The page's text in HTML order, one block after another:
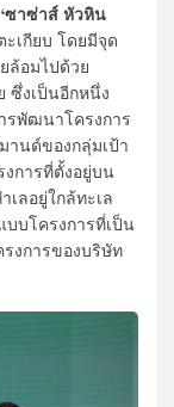
ซาซ่าส์ หัวหิน
เกียบ โดยมีจุด
ล้อมไปด้วย
ซึ่งเป็นอีกหนึ่ง
รพัฒนาโครงการ
านด์ของกลุ่มเป้า
การที่ตั้งอยู่บน
เลอยู่ใกล้ทะเล
บโครงการที่เป็น
งการของบริษัท